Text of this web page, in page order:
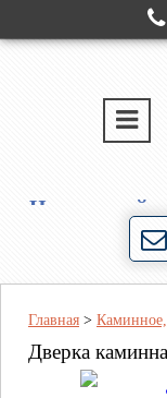
г. Новороссийск
Порядочность
Главная > Каминное,
Дверка